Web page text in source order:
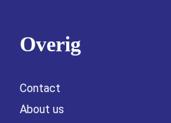
Overig
Contact
About us